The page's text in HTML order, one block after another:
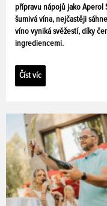
přípravu nápojů jako Aperol
šumivá vína, nejčastěji
víno vyniká svěžestí, díky
ingrediencemi.
Číst víc